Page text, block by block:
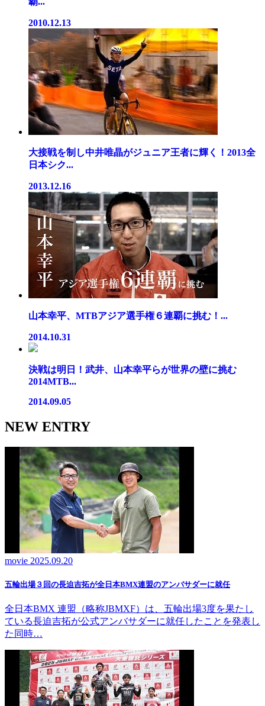
2010.12.13
大接戦を制し中井唯晶がジュニア王者に輝く！2013全
日本シク...
2013.12.16
山本幸平、MTBアジア選手権６連覇に挑む！...
2014.10.31
決戦は明日！武井、山本幸平らが世界の壁に挑む
2014MTB...
2014.09.05
NEW ENTRY
movie 2025.09.20
五輪出場３回の長迫吉拓が全日本BMX連盟のアンバサダーに就任
全日本BMX 連盟（略称JBMXF）は、五輪出場3度を果たし
ている長迫吉拓が公式アンバサダーに就任したことを発表し
た同時…